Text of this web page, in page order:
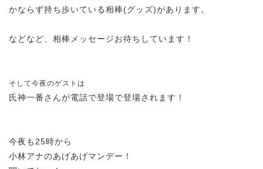
かならず持ち歩いている相棒(グッズ)があります。
などなど、相棒メッセージお待ちしています！
そして今夜のゲストは
氏神一番さんが電話で登場で登場されます！
今夜も25時から
小林アナのあげあげマンデー！